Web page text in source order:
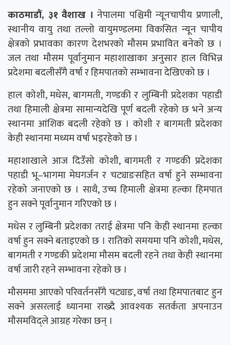
काठमाडौं, ३१ वैशाख । नेपालमा पश्चिमी न्यूनचापीय प्रणाली,
स्थानीय वायु तथा तल्लो वायुमण्डलमा विकसित न्यून चापीय
क्षेत्रको प्रभावका कारण देशभरको मौसम प्रभावित बनेको छ ।
जल तथा मौसम पूर्वानुमान महाशाखाका अनुसार हाल विभिन्न
प्रदेशमा बदलीसँगै वर्षा र हिमपातको सम्भावना देखिएको छ ।
हाल कोशी, मधेस, बागमती, गण्डकी र लुम्बिनी प्रदेशका पहाडी
तथा हिमाली क्षेत्रमा सामान्यदेखि पूर्ण बदली रहेको छ भने अन्य
स्थानमा आंशिक बदली रहेको छ । कोशी र बागमती प्रदेशका
केही स्थानमा मध्यम वर्षा भइरहेको छ ।
महाशाखाले आज दिउँसो कोशी, बागमती र गण्डकी प्रदेशका
पहाडी भू–भागमा मेघगर्जन र चट्याङसहित वर्षा हुने सम्भावना
रहेको जनाएको छ । साथै, उच्च हिमाली क्षेत्रमा हल्का हिमपात
हुन सक्ने पूर्वानुमान गरिएको छ ।
मधेस र लुम्बिनी प्रदेशका तराई क्षेत्रमा पनि केही स्थानमा हल्का
वर्षा हुन सक्ने बताइएको छ । रातिको समयमा पनि कोशी, मधेस,
बागमती र गण्डकी प्रदेशमा मौसम बदली रहने तथा केही स्थानमा
वर्षा जारी रहने सम्भावना रहेको छ ।
मौसममा आएको परिवर्तनसँगै चट्याङ, वर्षा तथा हिमपातबाट हुन
सक्ने असरलाई ध्यानमा राख्दै आवश्यक सतर्कता अपनाउन
मौसमविद्ले आग्रह गरेका छन् ।